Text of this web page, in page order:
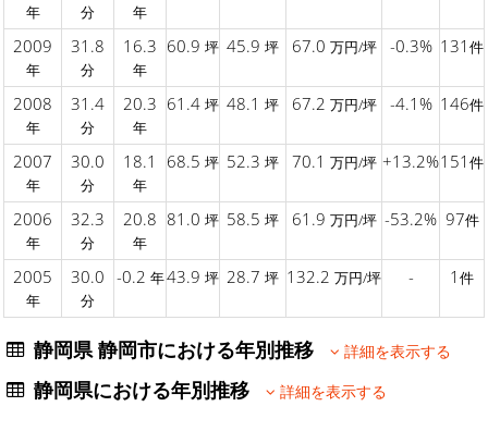
年 分 年
2009
年
31.8
分
16.3
年
60.9 坪 45.9 坪 67.0 万円/坪 -0.3% 131 件
2008
年
31.4
分
20.3
年
61.4 坪 48.1 坪 67.2 万円/坪 -4.1% 146件
2007
年
30.0
分
18.1
年
68.5 坪 52.3 坪 70.1 万円/坪 +13.2%151 件
2006
年
32.3
分
20.8
年
81.0 坪 58.5 坪 61.9 万円/坪 -53.2% 97件
2005
年
30.0
分
-0.2 年43.9 坪 28.7 坪 132.2 万円/坪 - 1 件
静岡県 静岡市における年別推移 詳細を表示する
静岡県における年別推移 詳細を表示する